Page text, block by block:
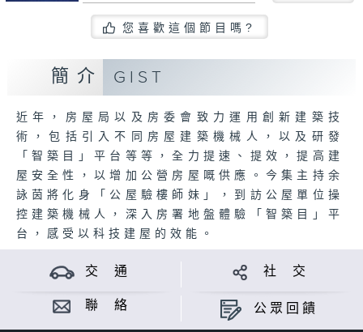
您喜歡這個節目嗎?
簡介 GIST
近年，房屋局以及房委會致力運用創新建築技
術，包括引入不同房屋建築機械人，以及研發
「智築目」平台等等，全力提速、提效，提高建
屋安全性，以增加公營房屋嘅供應。今集主持余
詠茵將化身「公屋驗樓師妹」，到訪公屋單位操
控建築機械人，深入房署地盤體驗「智築目」平
台，感受以科技建屋的效能。
交 通 社 交
聯 絡 公眾回饋